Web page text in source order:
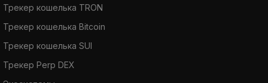
Трекер кошелька TRON
Трекер кошелька Bitcoin
Трекер кошелька SUI
Трекер Perp DEX